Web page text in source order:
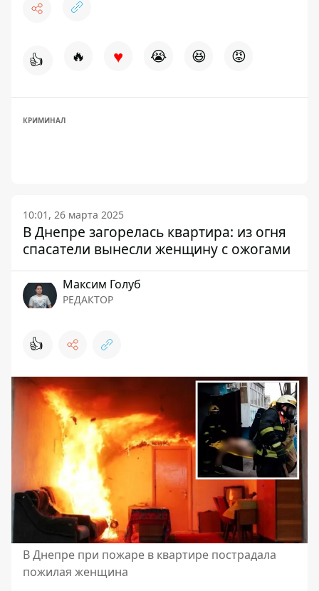
👍 🔥 ♥ 😭 😆 😡
КРИМИНАЛ
10:01, 26 марта 2025
В Днепре загорелась квартира: из огня
спасатели вынесли женщину с ожогами
Максим Голуб
РЕДАКТОР
👍
В Днепре при пожаре в квартире пострадала
пожилая женщина